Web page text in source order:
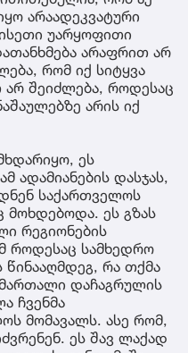
არაადეკვატური
უარყოფითი
არაფრით არ
რომ იქ სიტყვა
არ შეიძლება, როდესაც
არის იქ
ეს
ადამიანების დასჯას,
საქართველოს
მოხდებოდა. ეს გზას
რეგიონების
როდესაც სამხედრო
წინააღმდეგ, რა თქმა
დაჩაგრულის
ჩვენმა
მომავალს. ასე რომ,
ეს შავ ლაქად